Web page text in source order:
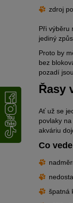
zdroj
Při výběru
jediný
Proto by
bez
pozadí
Řasy
Ať už se
povlaky
akváriu
Co
špatná